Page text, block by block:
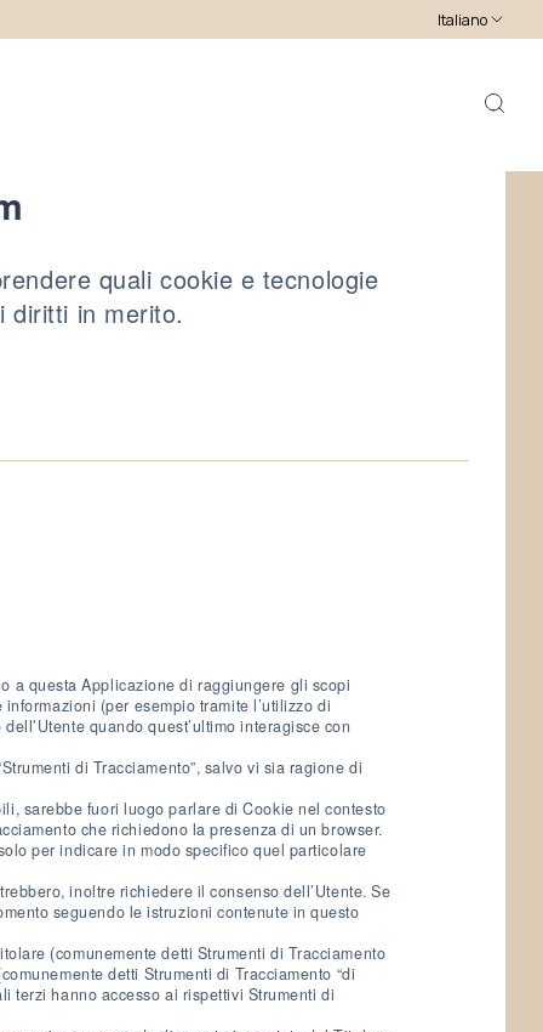
Italiano
quali cookie e tecnologie
diritti in merito.
a questa Applicazione di raggiungere gli scopi
(per esempio tramite l’utilizzo di
quando quest’ultimo interagisce con
di Tracciamento”, salvo vi sia ragione di
sarebbe fuori luogo parlare di Cookie nel contesto
che richiedono la presenza di un browser.
per indicare in modo specifico quel particolare
inoltre richiedere il consenso dell’Utente. Se
seguendo le istruzioni contenute in questo
(comunemente detti Strumenti di Tracciamento
detti Strumenti di Tracciamento “di
terzi hanno accesso ai rispettivi Strumenti di